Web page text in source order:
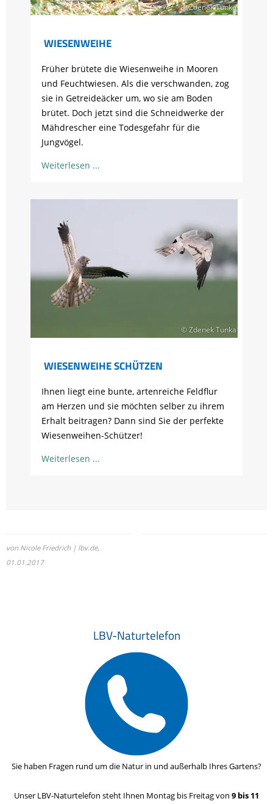
© Zdenek Tunka
WIESENWEIHE
Früher brütete die Wiesenweihe in Mooren
und Feuchtwiesen. Als die verschwanden, zog
sie in Getreideäcker um, wo sie am Boden
brütet. Doch jetzt sind die Schneidwerke der
Mähdrescher eine Todesgefahr für die
Jungvögel.
Weiterlesen
© Zdenek Tunka
WIESENWEIHE SCHÜTZEN
Ihnen liegt eine bunte, artenreiche Feldflur
am Herzen und sie möchten selber zu ihrem
Erhalt beitragen? Dann sind Sie der perfekte
Wiesenweihen-Schützer!
Weiterlesen
von Nicole Friedrich | lbv.de,
01.01.2017
LBV-Naturtelefon
Sie haben Fragen rund um die Natur in und außerhalb Ihres Gartens?
Unser LBV-Naturtelefon steht Ihnen Montag bis Freitag von 9 bis 11